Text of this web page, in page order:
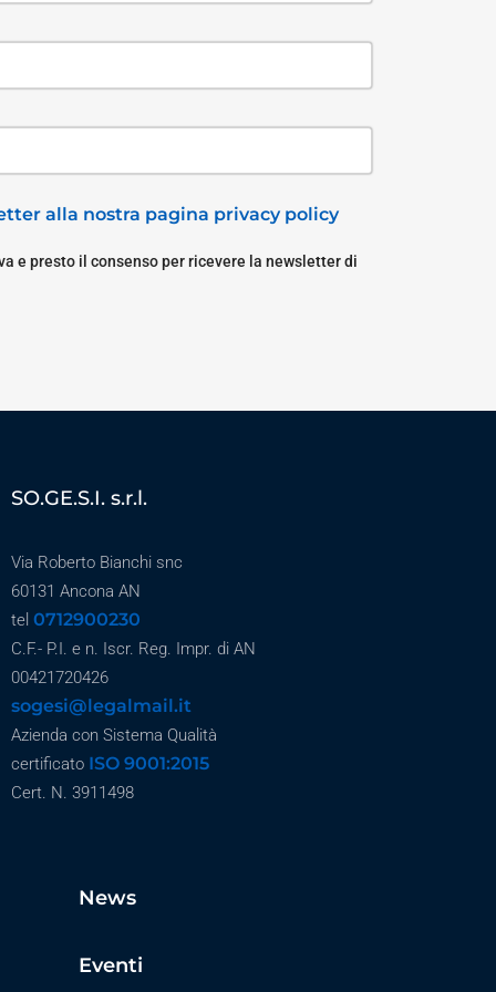
alla nostra pagina privacy policy
e presto il consenso per ricevere la newsletter di
SO.GE.S.I. s.r.l.
Via Roberto Bianchi snc
60131 Ancona AN
tel 0712900230
C.F.- P.I. e n. Iscr. Reg. Impr. di AN
00421720426
sogesi@legalmail.it
Azienda con Sistema Qualità
certificato ISO 9001:2015
Cert. N. 3911498
News
Eventi